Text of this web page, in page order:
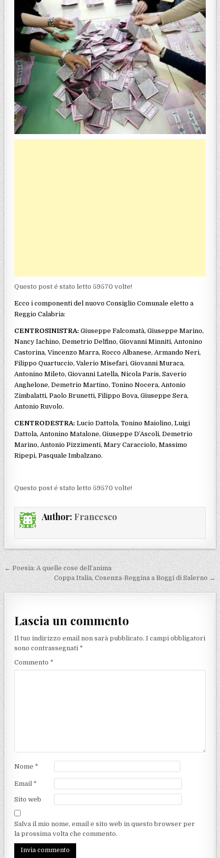
Questo post é stato letto 59570 volte!
Ecco i componenti del nuovo Consiglio Comunale eletto a
Reggio Calabria:
CENTROSINISTRA:Giuseppe Falcomatà, Giuseppe Marino,
Nancy Iachino, Demetrio Delfino, Giovanni Minniti, Antonino
Castorina, Vincenzo Marra, Rocco Albanese, Armando Neri,
Filippo Quartuccio, Valerio Misefari, Giovanni Muraca,
Antonino Mileto, Giovanni Latella, Nicola Paris, Saverio
Anghelone, Demetrio Martino, Tonino Nocera, Antonio
Zimbalatti, Paolo Brunetti, Filippo Bova, Giuseppe Sera,
Antonio Ruvolo.
CENTRODESTRA: Lucio Dattola, Tonino Maiolino, Luigi
Dattola, Antonino Matalone, Giuseppe D’Ascoli, Demetrio
Marino, Antonio Pizzimenti, Mary Caracciolo, Massimo
Ripepi, Pasquale Imbalzano.
Questo post é stato letto 59570 volte!
Author: Francesco
Navigazione articoli
← Poesia: A quelle cose dell’anima
Coppa Italia, Cosenza-Reggina a Boggi di Salerno →
Lascia un commento
Il tuo indirizzo email non sarà pubblicato. I campi obbligatori
sono contrassegnati *
Commento *
Nome *
Email *
Sito web
Salva il mio nome, email e sito web in questo browser per
la prossima volta che commento.